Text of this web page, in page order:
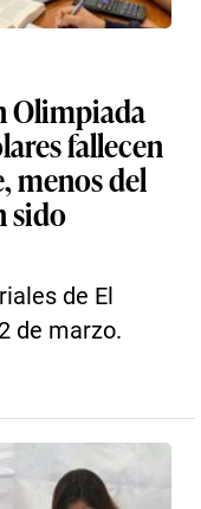
Olimpiada
fallecen
menos del
sido
de El
de marzo.